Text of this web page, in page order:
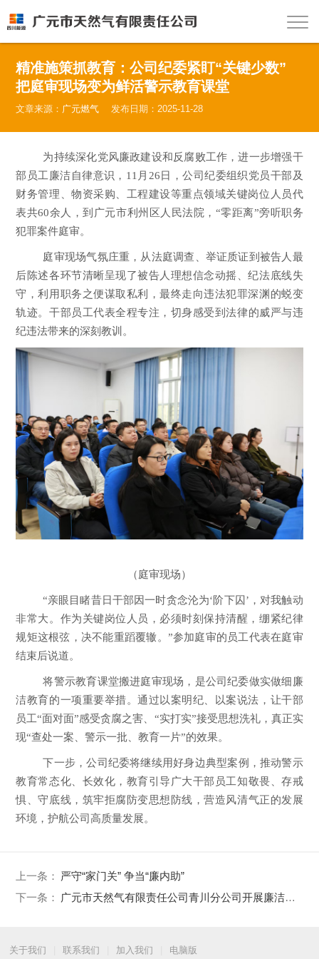
精准施策抓教育：公司纪委紧盯“关键少数”
把庭审现场变为鲜活警示教育课堂
文章来源： 广元燃气 发布日期：2025-11-28
为持续深化党风廉政建设和反腐败工作，进一步增强干
部 员工 廉洁自律意识， 11 月 26 日，公司纪委组织党员干部及
财务管理、物资采购、工程建设等重点领域关键岗位人员代
表共60余人，到 广元市利州区人民法院， “零距离”旁听职务
犯罪案件庭审。
庭审现场气氛庄重，从法庭调查、举证质证到被告人最
后陈述各环节清晰呈现了被告人理想信念动摇、纪法底线失
守，利用职务之便谋取私利，最终走向违法犯罪深渊的蜕变
轨迹。 干部员工代表全程专注，切身感受到法律的威严与违
纪违法带来的深刻教训。
（庭审现场）
“亲眼目睹昔日干部因一时贪念沦为‘阶下囚 ’ ，对我触动
非常大。作为关键岗位人员，必须时刻保持清醒，绷紧纪律
规矩这根弦，决不能重蹈覆辙。 ”参加庭审的 员工代表在庭审
结束后说道。
将警示教育课堂搬进庭审现场，是公司纪委做实做细廉
洁教育的一项重要举措。通过以案明纪、以案说法，让干部
员工“面对面”感受贪腐之害、 “实打实”接受思想洗礼，真正实
现“查处一案、警示一批、教育一片”的效果。
下一步 ，公司纪委将继续用好身边典型案例，推动警示
教育常态化、长效化，教育引导广大干部 员工知敬畏、存戒
惧、守底线，筑牢拒腐防变思想防线，营造风清气正的发展
环境，护航公司高质量发展。
上一条： 严守“家门关” 争当“廉内助”
下一条：
广元市天然气有限责任公司青川分公司开展廉洁警示教育活动
关于我们 联系我们 加入我们 电脑版